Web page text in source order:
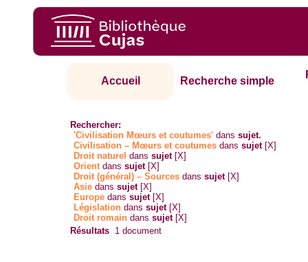
Accueil Recherche simple
Rechercher:
'Civilisation Mœurs et coutumes' danssujet.
Civilisation – Mœurs et coutumes danssujet [X]
Droit naturel danssujet [X]
Orientdanssujet [X]
Droit (général) – Sources danssujet [X]
Asie danssujet [X]
Europe danssujet [X]
Législation danssujet [X]
Droit romain danssujet [X]
Résultats 1 document